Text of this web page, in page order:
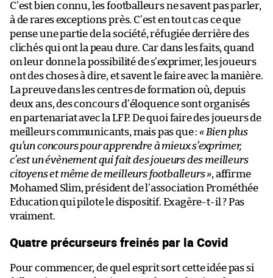
C’est bien connu, les footballeurs ne savent pas parler,
à de rares exceptions près. C’est en tout cas ce que
pense une partie de la société, réfugiée derrière des
clichés qui ont la peau dure. Car dans les faits, quand
on leur donne la possibilité de s’exprimer, les joueurs
ont des choses à dire, et savent le faire avec la manière.
La preuve dans les centres de formation où, depuis
deux ans, des concours d’éloquence sont organisés
en partenariat avec la LFP. De quoi faire des joueurs de
meilleurs communicants, mais pas que : « Bien plus
qu’un concours pour apprendre à mieux s’exprimer,
c’est un évènement qui fait des joueurs des meilleurs
citoyens et même de meilleurs footballeurs », affirme
Mohamed Slim, président de l’association Prométhée
Education qui pilote le dispositif. Exagère-t-il ? Pas
vraiment.
Quatre précurseurs freinés par la Covid
Pour commencer, de quel esprit sort cette idée pas si